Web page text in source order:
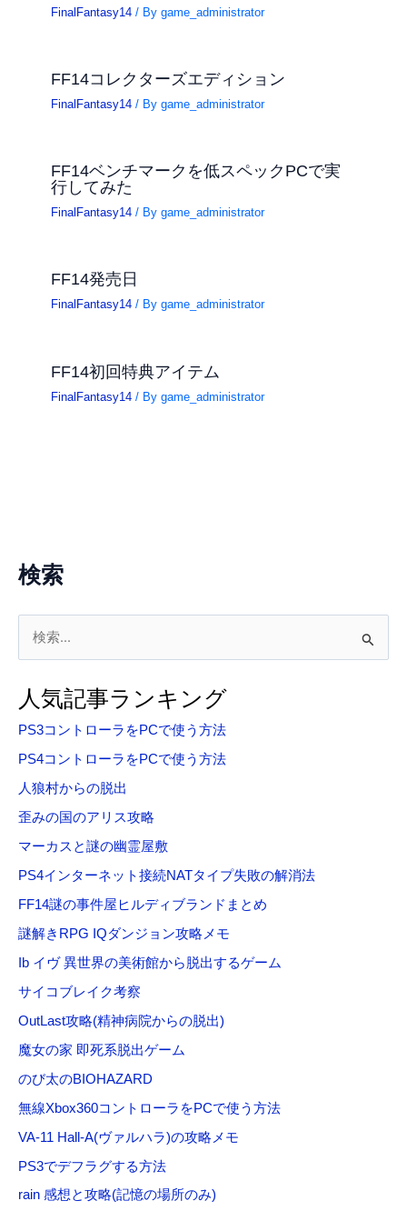
検索
象
:
人気記事ランキング
PS3コントローラをPCで使う方法
PS4コントローラをPCで使う方法
人狼村からの脱出
歪みの国のアリス攻略
マーカスと謎の幽霊屋敷
PS4インターネット接続NATタイプ失敗の解消法
FF14謎の事件屋ヒルディブランドまとめ
謎解きRPG IQダンジョン攻略メモ
Ib イヴ 異世界の美術館から脱出するゲーム
サイコブレイク考察
OutLast攻略(精神病院からの脱出)
魔女の家 即死系脱出ゲーム
のび太のBIOHAZARD
無線Xbox360コントローラをPCで使う方法
VA-11 Hall-A(ヴァルハラ)の攻略メモ
PS3でデフラグする方法
rain 感想と攻略(記憶の場所のみ)
FinalFantasy14 / Bygame_administrator
FF14コレクターズエディション
FinalFantasy14 / Bygame_administrator
FF14ベンチマークを低スペックPCで実
行してみた
FinalFantasy14 / Bygame_administrator
FF14発売日
FinalFantasy14 / Bygame_administrator
FF14初回特典アイテム
FinalFantasy14 / Bygame_administrator